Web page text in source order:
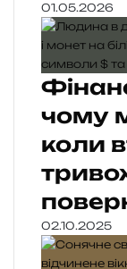
01.05.2026
чому
коли
02.10.2025